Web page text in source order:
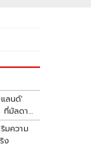
ลนด์'
ที่มัลดาลิ
มความ
ง